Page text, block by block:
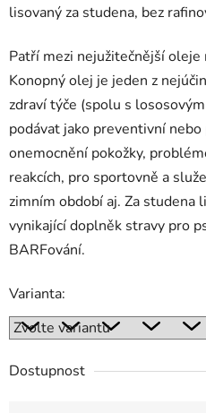
lisovaný za studena, bez
Patří mezi nejužitečnější
Konopný olej je jeden z
zdraví týče (spolu s
podávat jako preventivní
onemocnění pokožky,
reakcích, pro sportovně a
zimním období aj. Za studena
vynikající doplněk stravy pro
BARFování.
Varianta:
Dostupnost